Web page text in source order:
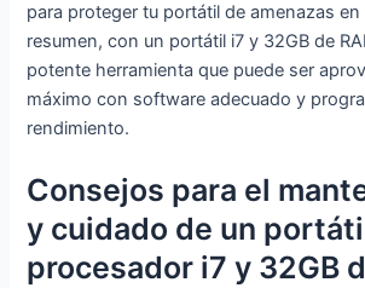
para proteger tu portátil de amenazas en
resumen, con un portátil i7 y 32GB de
potente herramienta que puede ser
máximo con software adecuado y
rendimiento.
Consejos para el
y cuidado de un
procesador i7 y 32GB